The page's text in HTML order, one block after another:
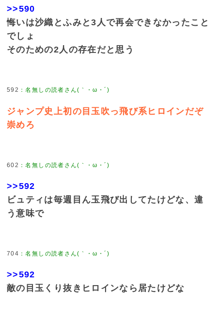
>>590
悔いは沙織とふみと3人で再会できなかったこと
でしょ
そのための2人の存在だと思う
592 ：名無しの読者さん(｀・ω・´)
ジャンプ史上初の目玉吹っ飛び系ヒロインだぞ
崇めろ
602 ：名無しの読者さん(｀・ω・´)
>>592
ビュティは毎週目ん玉飛び出してたけどな、違
う意味で
704 ：名無しの読者さん(｀・ω・´)
>>592
敵の目玉くり抜きヒロインなら居たけどな